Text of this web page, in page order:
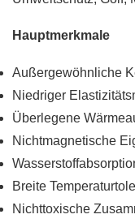
Hauptmerkmale
Außergewöhnliche
Niedriger
Überlegene
Nichtmagnetische
Breite
Nichttoxische